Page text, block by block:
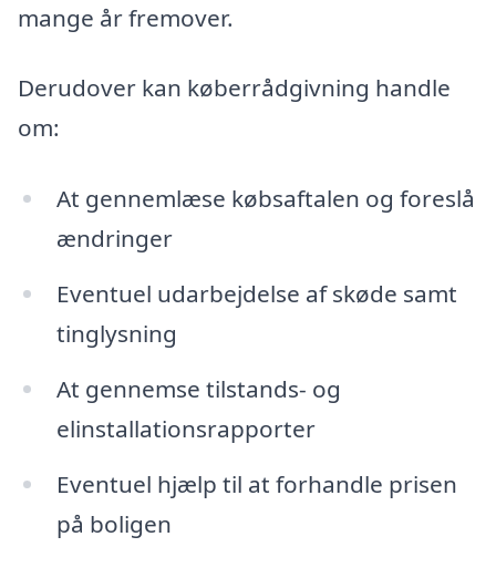
mange år fremover.
Derudover kan køberrådgivning handle
om:
At gennemlæse købsaftalen og foreslå
ændringer
Eventuel udarbejdelse af skøde samt
tinglysning
At gennemse tilstands- og
elinstallationsrapporter
Eventuel hjælp til at forhandle prisen
på boligen